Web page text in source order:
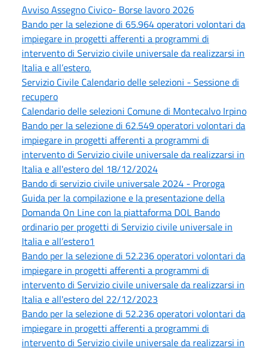
Avviso Assegno Civico- Borse lavoro 2026
Bando per la selezione di 65.964 operatori volontari da
impiegare in progetti afferenti a programmi di
intervento di Servizio civile universale da realizzarsi in
Italia e all’estero.
Servizio Civile Calendario delle selezioni - Sessione di
recupero
Calendario delle selezioni Comune di Montecalvo Irpino
Bando per la selezione di 62.549 operatori volontari da
impiegare in progetti afferenti a programmi di
intervento di Servizio civile universale da realizzarsi in
Italia e all'estero del 18/12/2024
Bando di servizio civile universale 2024 - Proroga
Guida per la compilazione e la presentazione della
Domanda On Line con la piattaforma DOL Bando
ordinario per progetti di Servizio civile universale in
Italia e all’estero1
Bando per la selezione di 52.236 operatori volontari da
impiegare in progetti afferenti a programmi di
intervento di Servizio civile universale da realizzarsi in
Italia e all'estero del 22/12/2023
Bando per la selezione di 52.236 operatori volontari da
impiegare in progetti afferenti a programmi di
intervento di Servizio civile universale da realizzarsi in